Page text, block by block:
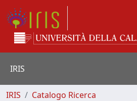
IRIS
IRIS
Catalogo Ricerca